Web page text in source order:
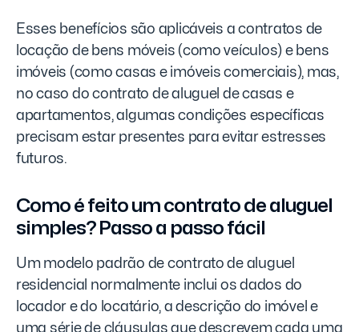
Esses benefícios são aplicáveis a contratos de
locação de bens móveis (como veículos) e bens
imóveis (como casas e imóveis comerciais), mas,
no caso do contrato de aluguel de casas e
apartamentos, algumas condições específicas
precisam estar presentes para evitar estresses
futuros.
Como é feito um contrato de aluguel
simples? Passo a passo fácil
Um modelo padrão de contrato de aluguel
residencial normalmente inclui os dados do
locador e do locatário, a descrição do imóvel e
uma série de cláusulas que descrevem cada uma